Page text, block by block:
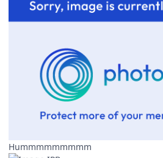
Hummmmmmmmm